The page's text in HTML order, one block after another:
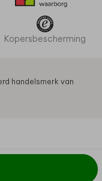
Kopersbescherming
handelsmerk van